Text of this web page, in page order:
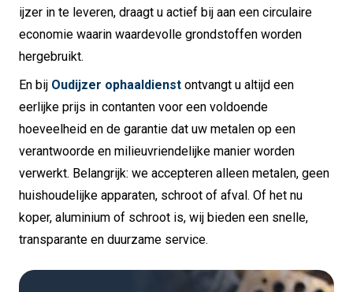
ijzer in te leveren, draagt u actief bij aan een circulaire
economie waarin waardevolle grondstoffen worden
hergebruikt.
En bij Oudijzer ophaaldienst ontvangt u altijd een
eerlijke prijs in contanten voor een voldoende
hoeveelheid en de garantie dat uw metalen op een
verantwoorde en milieuvriendelijke manier worden
verwerkt. Belangrijk: we accepteren alleen metalen, geen
huishoudelijke apparaten, schroot of afval. Of het nu
koper, aluminium of schroot is, wij bieden een snelle,
transparante en duurzame service.